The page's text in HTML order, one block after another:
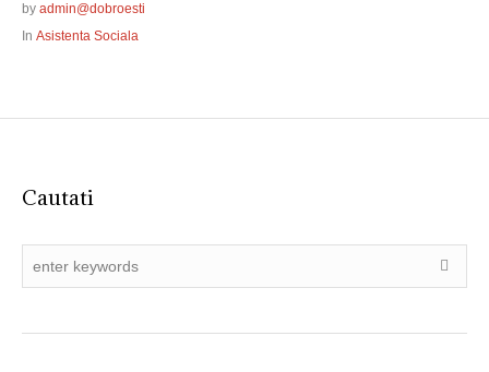
by admin@dobroesti
In Asistenta Sociala
Cautati